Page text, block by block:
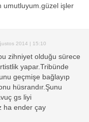
umutluyum.güzel işler
2014 | 15:10
zihniyet olduğu sürece
yapar.Tribünde
geçmişe bağlayıp
hüsrandır.Şunu
gs liyi
ha ender çay